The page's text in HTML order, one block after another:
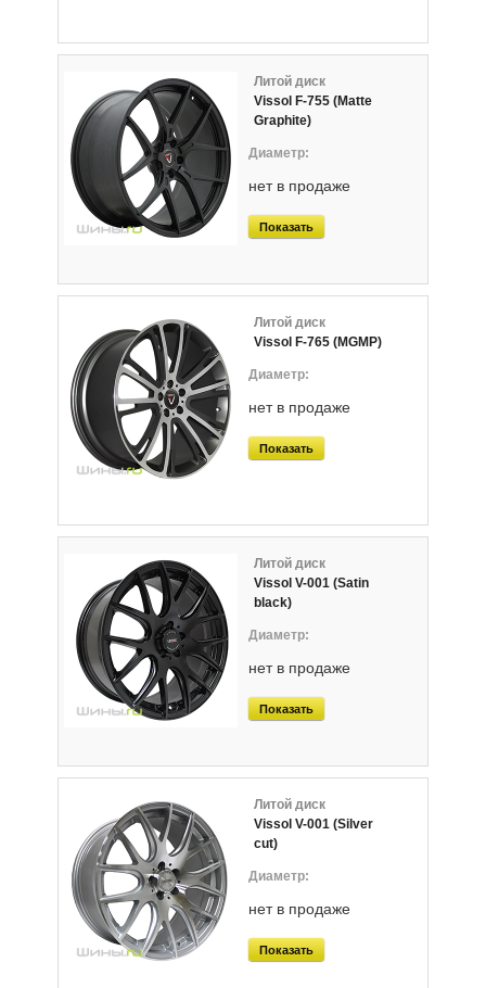
Литой диск
Vissol F-755 (Matte
Graphite)
нет в продаже
Показать
Литой диск
Vissol F-765 (MGMP)
нет в продаже
Показать
Литой диск
Vissol V-001 (Satin
black)
нет в продаже
Показать
Литой диск
Vissol V-001 (Silver
cut)
нет в продаже
Показать